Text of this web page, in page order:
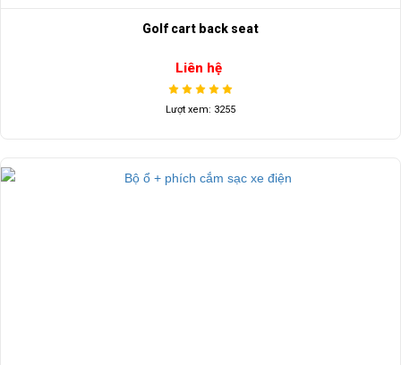
Golf cart back seat
Liên hệ
Lượt xem: 3255